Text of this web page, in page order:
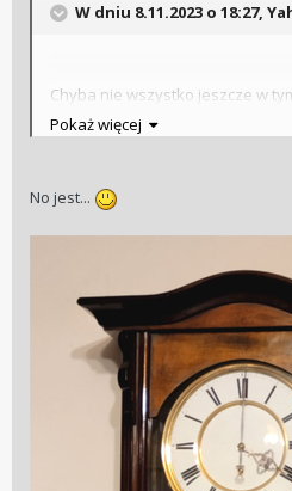
W dniu 8.11.2023 o 18:27,
Chyba nie wszystko jeszcze w
jeszcze szansa
Pokaż więcej
No jest...